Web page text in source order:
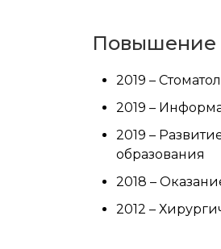
Повышение
2019 –
2019 –
2019 –
образования
2018 –
2012 –